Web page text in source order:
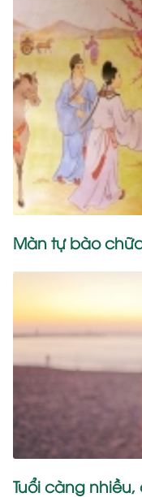
Màn tự bào
Tuổi càng